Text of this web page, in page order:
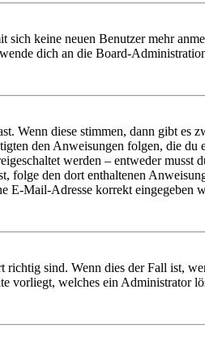
keine neuen Benutzer mehr
dich an die Board-
Wenn diese stimmen, dann gibt es
den Anweisungen folgen, die
werden – entweder musst
den dort enthaltenen
Mail-Adresse korrekt eingegeben
sind. Wenn dies der Fall ist,
vorliegt, welches ein Administrator